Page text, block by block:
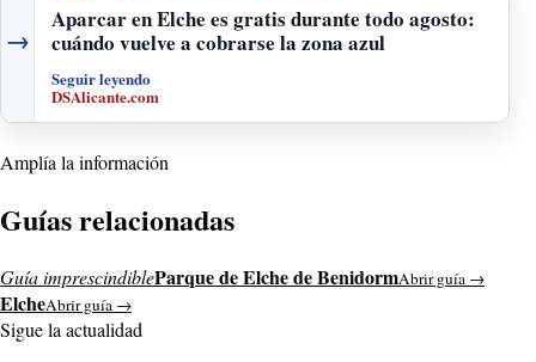
→
Aparcar en Elche es gratis durante todo agosto:
cuándo vuelve a cobrarse la zona azul
Seguir leyendo
DSAlicante.com
Amplía la información
Guías relacionadas
Guía imprescindibleParque de Elche de BenidormAbrir guía →
ElcheAbrir guía →
Sigue la actualidad